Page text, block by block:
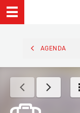
AGENDA